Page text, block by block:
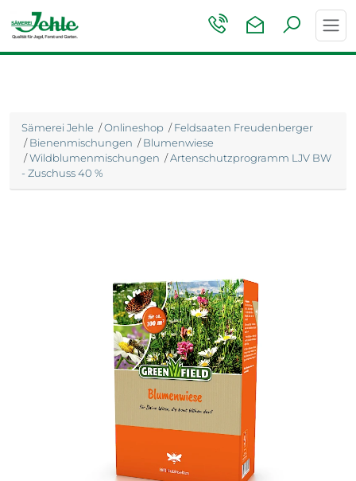
Sämerei Jehle /Onlineshop /Feldsaaten Freudenberger
/Bienenmischungen /Blumenwiese
/Wildblumenmischungen /Artenschutzprogramm LJV BW
- Zuschuss 40 %